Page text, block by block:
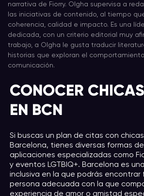
narrativa de Fiorry. Olgha supervisa a
las iniciativas de contenido, al tiempo
coherencia, calidad e impacto. Es una
dedicada, con un criterio editorial muy
trabajo, a Olgha le gusta traducir
historias que exploran el
comunicación.
CONOCER
EN BCN
Si buscas un plan de citas con
Barcelona, tienes diversas formas
aplicaciones especializadas como
y eventos LGTBIQ+. Barcelona es
inclusiva en la que podrás encontrar
persona adecuada con la que
experiencia de amor o amistad